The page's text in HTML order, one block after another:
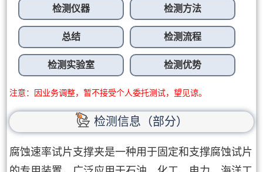
检测仪器 检测方法
总结 检测流程
检测实验室 检测优势
注意：因业务调整，暂不接受个人委托测试，望见谅。
检测信息（部分）
腐蚀速率试片支撑夹是一种用于固定和支撑腐蚀试片